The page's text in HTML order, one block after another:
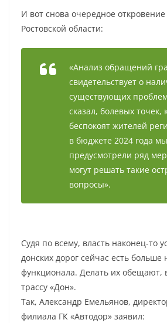
И вот снова очередное откровение
Ростовской области:
«Анализ обращений
свидетельствует о
существующих
сказал, болевых точек,
беспокоят жителей
в бюджете 2024 года мы
предусмотрели ряд
могут решать такие
вопросы».
Судя по всему, власть наконец-то
донских дорог сейчас есть больше
функционала. Делать их обещают,
трассу «Дон».
Так, Александр Емельянов,
филиала ГК «Автодор» заявил: